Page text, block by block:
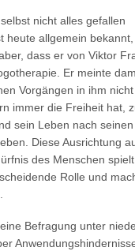
nicht alles gefallen
heute allgemein bekannt,
dass er von Viktor
Er meinte
Vorgängen in ihm
immer die Freiheit hat,
sein Leben nach
Diese Ausrichtung
des Menschen
Rolle und
Befragung unter